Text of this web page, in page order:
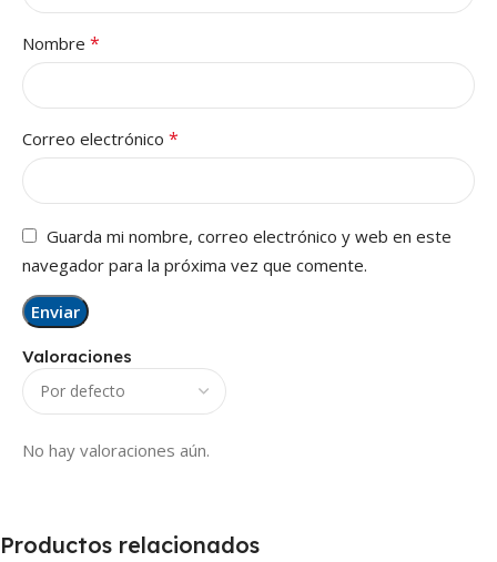
Valoraciones
No hay valoraciones aún.
Nombre *
Correo electrónico *
Guarda mi nombre, correo electrónico y web en este
navegador para la próxima vez que comente.
Productos relacionados